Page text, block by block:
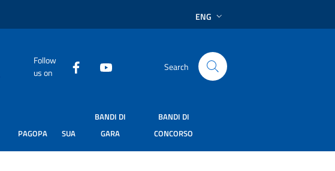
ENG
Follow
us on
Search
PAGOPA SUA
BANDI DI
GARA
BANDI DI
CONCORSO